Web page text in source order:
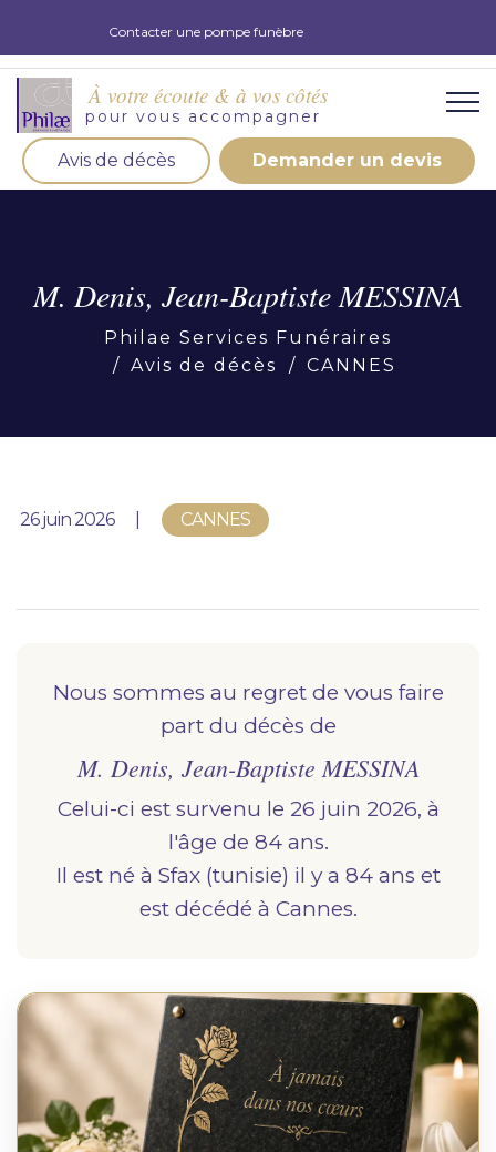
Contacter une pompe funèbre
À votre écoute & à vos côtés
pour vous accompagner
Avis de décès Demander un devis
dans les meilleurs délais.
Demander un devis obsèques
Nous vous accompagnons.
Nos produits en marbrerie
marbrerie pour accompagner l'hommage du
défunt. Découvrez nos gammes spécialisées.
Demander un devis marbrerie
M. Denis, Jean-Baptiste MESSINA
Philae Services Funéraires
Avis de décès
CANNES
Publié le
26 juin 2026 CANNES
Nous sommes au regret de vous faire
part du décès de
M. Denis, Jean-Baptiste MESSINA
Celui-ci est survenu le 26 juin 2026, à
l'âge de 84 ans.
Il est né à
sfax (tunisie) il y a 84 ans et
est décédé à
cannes.